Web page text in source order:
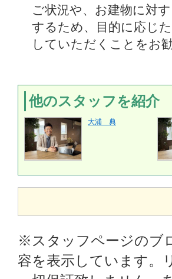
ご状況や、お建物に対
するため、目的に応じ
していただくことをお
他のスタッフを紹介
大浦 典
※スタッフページのブ
容を表示しています。